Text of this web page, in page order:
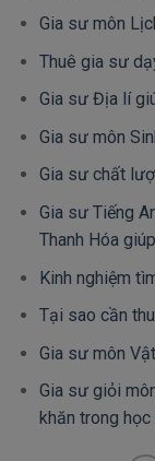
Gia sư môn
Thuê gia sư
Gia sư Địa lí
Gia sư môn
Gia sư chất
Gia sư Tiếng
Thanh Hóa
Kinh nghiệm
Tại sao cần
Gia sư môn
Gia sư giỏi
khăn trong